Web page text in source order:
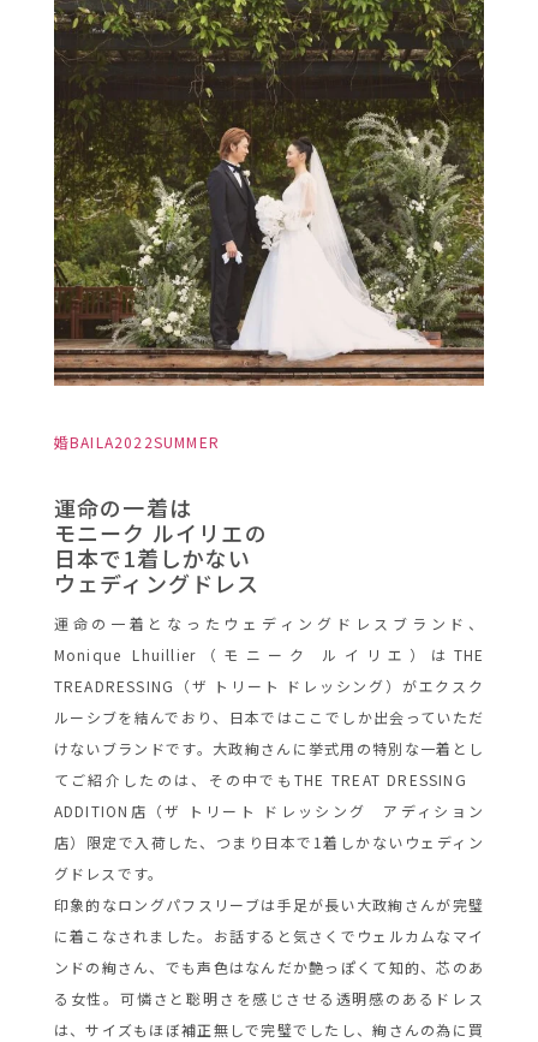
婚BAILA2022SUMMER
運命の一着は
モニーク ルイリエの
日本で1着しかない
ウェディングドレス
運命の一着となったウェディングドレスブランド、
Monique Lhuillier（モニーク ルイリエ）はTHE
TREADRESSING（ザ トリート ドレッシング）がエクスク
ルーシブを結んでおり、日本ではここでしか出会っていただ
けないブランドです。大政絢さんに挙式用の特別な一着とし
てご紹介したのは、その中でもTHE TREAT DRESSING
ADDITION店（ザ トリート ドレッシング アディション
店）限定で入荷した、つまり日本で1着しかないウェディン
グドレスです。
印象的なロングパフスリーブは手足が長い大政絢さんが完璧
に着こなされました。お話すると気さくでウェルカムなマイ
ンドの絢さん、でも声色はなんだか艶っぽくて知的、芯のあ
る女性。可憐さと聡明さを感じさせる透明感のあるドレス
は、サイズもほぼ補正無しで完璧でしたし、絢さんの為に買